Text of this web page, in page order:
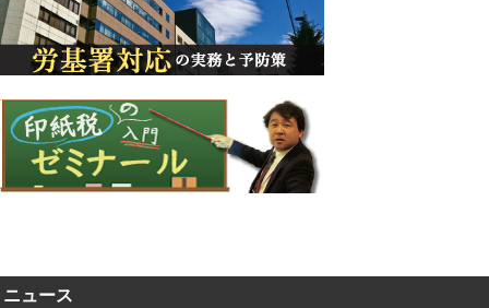
ニュース